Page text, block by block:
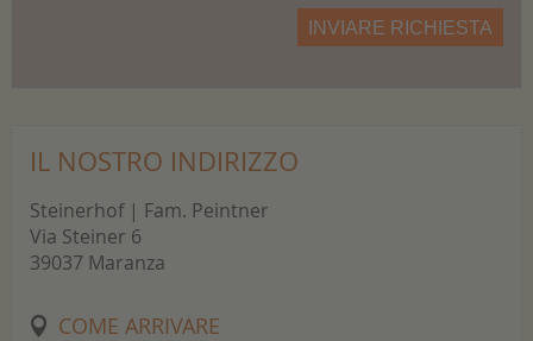
INVIARE RICHIESTA
IL NOSTRO INDIRIZZO
Steinerhof | Fam. Peintner
Via Steiner 6
39037 Maranza
COME ARRIVARE